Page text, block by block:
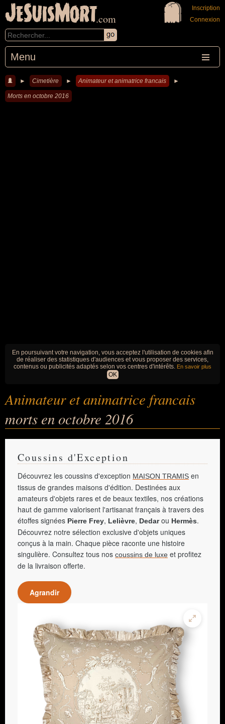
JeSuisMort.com
Menu
Inscription
Connexion
► Cimetière ► Animateur et animatrice francais ►
Morts en octobre 2016
En poursuivant votre navigation, vous acceptez l'utilisation de cookies afin
de réaliser des statistiques d'audiences et vous proposer des services,
contenus ou publicités adaptés selon vos centres d'intérêts. En savoir plus
OK
Animateur et animatrice francais
morts en octobre 2016
Coussins d'Exception
Découvrez les coussins d'exception MAISON TRAMIS en
tissus de grandes maisons d'édition. Destinées aux
amateurs d'objets rares et de beaux textiles, nos créations
haut de gamme valorisent l'artisanat français à travers des
étoffes signées Pierre Frey, Lelièvre, Dedarou Hermès.
Découvrez notre sélection exclusive d'objets uniques
conçus à la main. Chaque pièce raconte une histoire
singulière. Consultez tous nos coussins de luxe et profitez
de la livraison offerte.
Agrandir